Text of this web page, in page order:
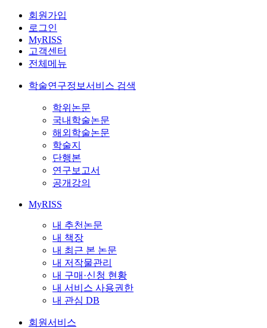
회원가입
로그인
MyRISS
고객센터
전체메뉴
학술연구정보서비스 검색
학위논문
국내학술논문
해외학술논문
학술지
단행본
연구보고서
공개강의
MyRISS
내 추천논문
내 책장
내 최근 본 논문
내 저작물관리
내 구매·신청 현황
내 서비스 사용권한
내 관심 DB
회원서비스